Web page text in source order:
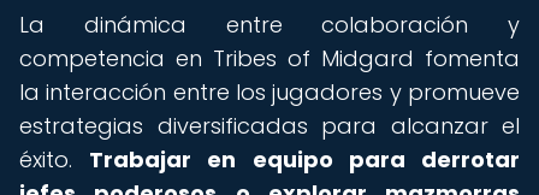
La dinámica entre colaboración y
competencia en Tribes of Midgard fomenta
la interacción entre los jugadores y promueve
estrategias diversificadas para alcanzar el
éxito. Trabajar en equipo para derrotar